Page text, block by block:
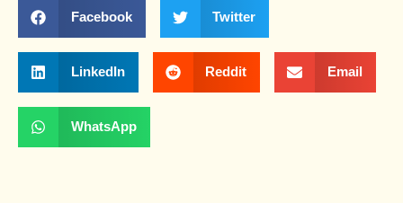
Facebook Twitter
LinkedIn Reddit Email
WhatsApp